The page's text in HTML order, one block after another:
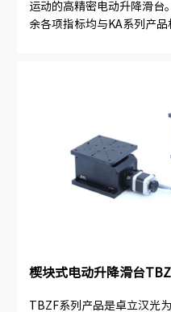
运动的高精密电动升降滑台
余各项指标均与KA系列产品
楔块式电动升降滑台
TBZF系列产品是卓立汉光